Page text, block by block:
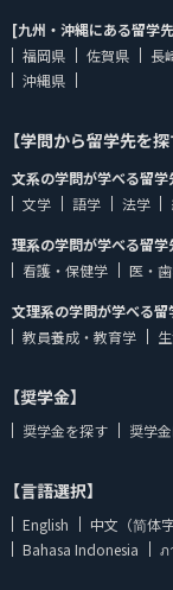
[九州・沖縄にある留学
福岡県
佐賀県 長
沖縄県
【学問から留学先を探
文系の学問が学べる留学
文学
語学 法学
理系の学問が学べる留学
看護・保健学
医・
文理系の学問が学べる留
教員養成・教育学
【奨学金】
奨学金を探す 奨学
【言語選択】
English 中文（简体字
Bahasa Indonesia
ภ